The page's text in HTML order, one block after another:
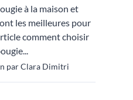
à la maison et
les meilleures pour
comment choisir
par Clara Dimitri